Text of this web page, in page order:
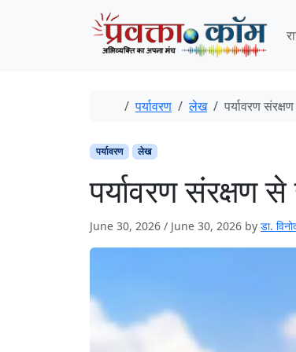
Home
पर्यावरण लेख पर्यावरण
पर्यावरण लेख
पर्यावरण संरक्षण से
June 30, 2026 / June 30, 2026 by डा.